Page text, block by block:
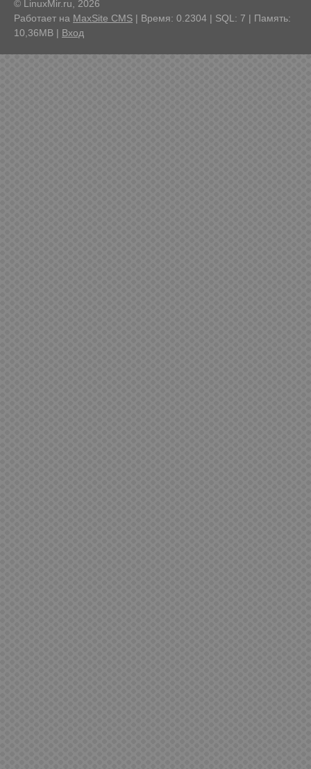
© LinuxMir.ru, 2026
Работает на MaxSite CMS | Время: 0.2304 | SQL: 7 | Память:
10,36MB | Вход